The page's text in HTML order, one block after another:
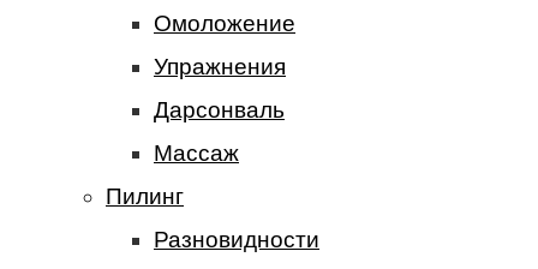
Омоложение
Упражнения
Дарсонваль
Массаж
Пилинг
Разновидности